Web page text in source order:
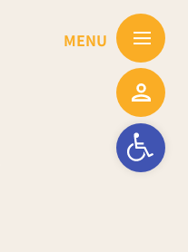
Ouvrir la